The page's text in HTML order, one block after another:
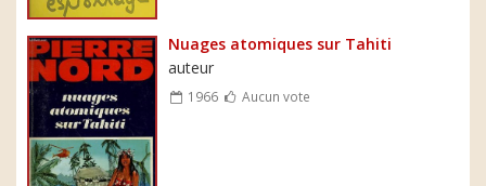
Nuages atomiques sur Tahiti
auteur
1966 Aucun vote